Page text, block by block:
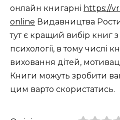
онлайн книгарні https://
online Видавництва
тут є кращий вибір книг з
психології, в тому числі
виховання дітей,
Книги можуть зробити
цим варто скористатись.